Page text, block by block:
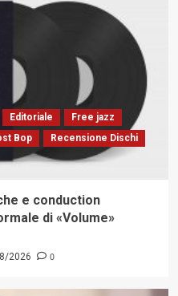
Editoriale
Free jazz
Bop
Recensione Dischi
e conduction
di «Volume»
2026 0